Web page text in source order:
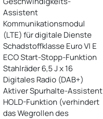
Assistent
Kommunikationsmodul
(LTE) für digitale Dienste
Schadstoffklasse Euro VI E
ECO Start-Stopp-Funktion
Stahlräder 6,5 J x 16
Digitales Radio (DAB+)
Aktiver Spurhalte-Assistent
HOLD-Funktion (verhindert
das Wegrollen des